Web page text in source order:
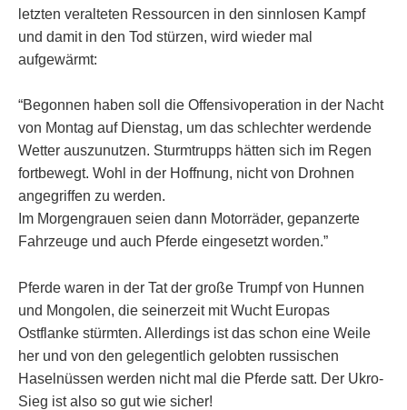
letzten veralteten Ressourcen in den sinnlosen Kampf
und damit in den Tod stürzen, wird wieder mal
aufgewärmt:
“Begonnen haben soll die Offensivoperation in der Nacht
von Montag auf Dienstag, um das schlechter werdende
Wetter auszunutzen. Sturmtrupps hätten sich im Regen
fortbewegt. Wohl in der Hoffnung, nicht von Drohnen
angegriffen zu werden.
Im Morgengrauen seien dann Motorräder, gepanzerte
Fahrzeuge und auch Pferde eingesetzt worden.”
Pferde waren in der Tat der große Trumpf von Hunnen
und Mongolen, die seinerzeit mit Wucht Europas
Ostflanke stürmten. Allerdings ist das schon eine Weile
her und von den gelegentlich gelobten russischen
Haselnüssen werden nicht mal die Pferde satt. Der Ukro-
Sieg ist also so gut wie sicher!